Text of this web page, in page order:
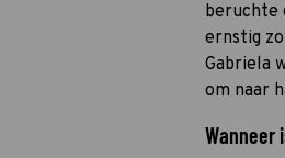
beruchte
ernstig
Gabriela
om naar
Wanneer